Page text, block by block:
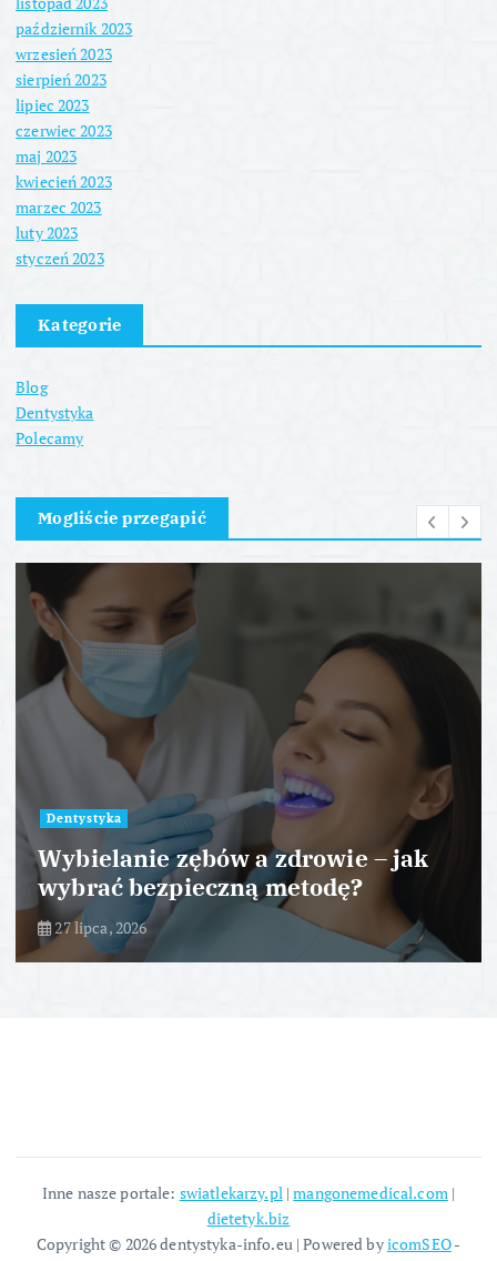
październik 2023
wrzesień 2023
sierpień 2023
lipiec 2023
czerwiec 2023
maj 2023
kwiecień 2023
marzec 2023
luty 2023
styczeń 2023
Kategorie
Blog
Dentystyka
Polecamy
Mogliście przegapić
Dentystyka
Wybielanie zębów a zdrowie – jak
wybrać bezpieczną metodę?
27 lipca, 2026
Inne nasze portale: swiatlekarzy.pl|mangonemedical.com|
dietetyk.biz
Copyright © 2026 dentystyka-info.eu | Powered byicomSEO-